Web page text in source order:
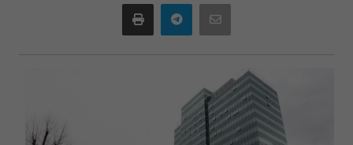
Print Telegram